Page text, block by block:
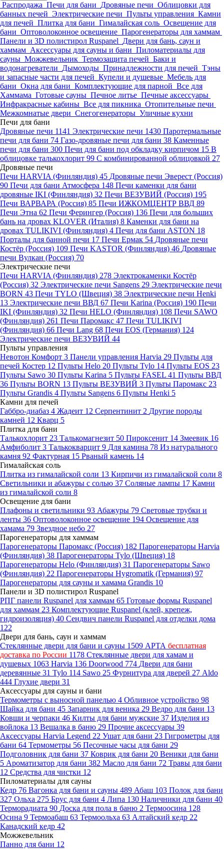
Распродажа Печи для бани Дровяные печи Облицовки для
банных печей Электрические печи Пульты управления Камни
для печей Плитка для бани Гималайская соль Освещение для
бани Оптоволоконное освещение Парогенераторы для хаммам
Панели и 3D полистирол Ruspanel Двери для бань, саун и
хаммам Аксессуары для сауны и бани Пиломатериалы для
сауны Можжевельник Термозащита печей Баки и
водонагреватели Дымоходы Принадлежности для печей Тэны
и запасные части для печей Купели и душевые Мебель для
бани Окна для бани Комплектующие для парной Все для
Хаммама Готовые сауны Печное литье Печные аксессуары
Инфракрасные кабины Все для пикника Отопительные печи
Межкомнатые двери Снегогенераторы Уличные кухни
Печи для бани
Дровяные печи 1141 Электрические печи 1430 Паротермальные
печи для бани 74 Газо-дровяные печи для бани 38 Каменные
печи для бани 300 Печи для бани под обкладку кирпичом 15 В
облицовке талькохлорит 99 С комбинированной облицовкой 27
Дровяные печи
Печи HARVIA (Финляндия) 45 Дровяные печи Эверест (Россия)
90 Печи для бани Атмосфера 148 Печи каменки для бани
дровяные IKI (Финляндия) 32 Печи ВЕЗУВИЙ (Россия) 195
Печи ВАРВАРА (Россия) 85 Печи ИЖКОМЦЕНТР ВВД 89
Печи Этна 62 Печи Ферингер (Россия) 136 Печи для больших
бань на дровах KLOVER (Италия) 8 Каменки для бани на
дровах TULIKIVI (Финляндия) 4 Печи для бани ASTON 18
Порталы для банной печи 17 Печи Ермак 54 Дровяные печи
Костёр (Россия) 109 Печи KASTOR (Финляндия) 46 Дровяные
печи Вулкан (Россия) 70
Электрические печи
Печи HARVIA (Финляндия) 278 Электрокаменки Костёр
(Россия) 32 Электрические печи Sangens 29 Электрические печи
BORN 43 Печи TYLO (Швеция) 38 Электрические печи Henki
13 Электрические печи ВВД 67 Печи Karina (Россия) 190 Печи
IKI (Финляндия) 32 Печи HELO (Финляндия) 108 Печи SAWO
(Финляндия) 261 Печи Паромакс 47 Печи TULIKIVI
(Финляндия) 66 Печи Lang 68 Печи EOS (Германия) 124
Электрические печи ВЕЗУВИЙ 44
Пульты управления
Невотон Комфорт 3 Панели управления Harvia 29 Пульты для
печей Костер 12 Пульты Helo 20 Пульты Tylo 14 Пульты EOS 23
Пульты Sawo 30 Пульты Karina 5 Пульты FASEL 41 Пульты ВВД
36 Пульты BORN 13 Пульты ВЕЗУВИЙ 3 Пульты Паромакс 23
Пульты Grandis 4 Пульты Sangens 6 Пульты Henki 5
Камни для печей
Габбро-диабаз 4 Жадеит 12 Серпентинит 2 Другие породы
камней 12 Кварц 5
Плитка для бани
Талькохлорит 23 Талькомагнезит 50 Пироксенит 14 Змеевик 16
Амфиболит 3 Талькокварцит 9 Для камина 78 Из натурального
камня 92 Фактурная 15 Рваный камень 14
Гималайская соль
Плитка из гималайской соли 13 Кирпичи из гималайской соли 8
Светильники и абажуры с солью 37 Соляные лампы 17 Камни
из гималайской соли 8
Освещение для бани
Плафоны и светильники 93 Абажуры 79 Световые трубки и
ленты 36 Оптоволоконное освещение 194 Освещение для
хамама 79 Звездное небо 27
Парогенераторы для хаммам
Парогенераторы Паромакс (Россия) 182 Парогенераторы Harvia
(Финляндия) 38 Парогенераторы Tylo (Швеция) 18
Парогенераторы Helo (Финляндия) 31 Парогенераторы Sawo
(Финляндия) 22 Парогенераторы Hygromatik (Германия) 97
Парогенераторы для сауны и хамама Grandis 10
Панели и 3D полистирол Ruspanel
РПГ панели Ruspanel для хаммам 65 Готовые формы Ruspanel
для хаммам 23 Комплектующие Ruspanel (клей, крепеж,
гидроизоляция) 40 Сендвич панели Ruspanel для отделки дома
122
Двери для бань, саун и хаммам
Стеклянные двери для бани и сауны 1509 АРТА бесплатная
доставка по России 1178 Стеклянные двери для хамам и
душевых 1063 Harvia 136 Doorwood 774 Двери для бани
деревянные 31 Tylo 114 Sawo 25 Фурнитура для дверей 27 Aldo
444 Глухие двери 31
Аксессуары для сауны и бани
Термометры с выносной панелью 4 Обливное устройство 98
Шайка для бани 45 Запарник для веника 29 Ведро для бани 13
Ковши и черпаки 46 Килты для бани мужские 37 Изделия из
войлока 13 Вешалка в баню 29 Прочие аксессуары 39
Аксессуары Harvia Legend 22 Ушат для бани 23 Гигрометры для
бани 64 Термометры 56 Песочные часы для бани 29
Подголовник для бани 37 Коврик для бани 20 Веники для бани
5 Ароматизатор для бани 382 Масло для бани 72 Травы для бани
12 Средства для чистки 12
Пиломатериалы для сауны
Кедр 76 Вагонка для бани и сауны 489 Абаш 103 Полок для бани
327 Ольха 275 Брус для бани 4 Липа 130 Наличники для бани 40
Терморадиата 90 Доска для пола в баню 2 Термоосина 128
Осина 9 Термоабаш 63 Термоольха 63 Алтайский кедр 22
Канадский кедр 42
Можжевельник
Панно для бани 12